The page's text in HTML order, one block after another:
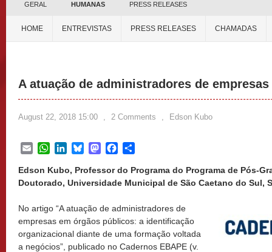
GERAL HUMANAS PRESS RELEASES
HOME ENTREVISTAS PRESS RELEASES CHAMADAS
A atuação de administradores de
August 22, 2018 15:00 , 2 Comments , Edson Kubo
EmailWhatsApp
LinkedInBlueskyMastodonFacebook
Edson Kubo, Professor do Programa do Programa de Pós-
Doutorado, Universidade Municipal de São Caetano do Sul,
No artigo “A atuação de administradores de
empresas em órgãos públicos: a identificação
organizacional diante de uma formação voltada
a negócios”, publicado no Cadernos EBAPE (v.